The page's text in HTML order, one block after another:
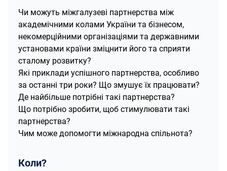
Чи можуть міжгалузеві партнерства між
академічними колами України та бізнесом,
некомерційними організаціями та державними
установами країни зміцнити його та сприяти
сталому розвитку?
Які приклади успішного партнерства, особливо
за останні три роки? Що змушує їх працювати?
Де найбільше потрібні такі партнерства?
Що потрібно зробити, щоб стимулювати такі
партнерства?
Чим може допомогти міжнародна спільнота?
Коли?